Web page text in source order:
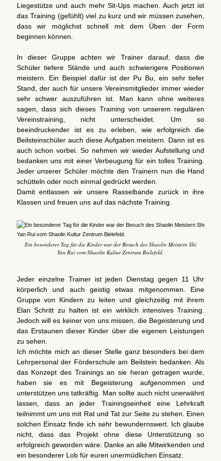
Liegestütze und auch mehr Sit-Ups machen. Auch jetzt ist
das Training (gefühlt) viel zu kurz und wir müssen zusehen,
dass wir möglichst schnell mit dem Üben der Form
beginnen können.
In dieser Gruppe achten wir Trainer darauf, dass die
Schüler tiefere Stände und auch schwierigere Positionen
meistern. Ein Beispiel dafür ist der Pu Bu, ein sehr tiefer
Stand, der auch für unsere Vereinsmitglieder immer wieder
sehr schwer auszuführen ist. Man kann ohne weiteres
sagen, dass sich dieses Training von unserem regulären
Vereinstraining, nicht unterscheidet. Um so
beeindruckender ist es zu erleben, wie erfolgreich die
Beilsteinschüler auch diese Aufgaben meistern. Dann ist es
auch schon vorbei. So nehmen wir wieder Aufstellung und
bedanken uns mit einer Verbeugung für ein tolles Training.
Jeder unserer Schüler möchte den Trainern nun die Hand
schütteln oder noch einmal gedrückt werden.
Damit entlassen wir unsere Rasselbande zurück in ihre
Klassen und freuen uns auf das nächste Training.
Ein besonderer Tag für die Kinder war der Besuch des Shaolin Meistern Shi
Yan Rui vom Shaolin Kultur Zentrum Bielefeld.
Jeder einzelne Trainer ist jeden Dienstag gegen 11 Uhr
körperlich und auch geistig etwas mitgenommen. Eine
Gruppe von Kindern zu leiten und gleichzeitig mit ihrem
Elan Schritt zu halten ist ein wirklich intensives Training.
Jedoch will es keiner von uns missen, die Begeisterung und
das Erstaunen dieser Kinder über die eigenen Leistungen
zu sehen.
Ich möchte mich an dieser Stelle ganz besonders bei dem
Lehrpersonal der Förderschule am Beilstein bedanken. Als
das Konzept des Trainings an sie heran getragen wurde,
haben sie es mit Begeisterung aufgenommen und
unterstützen uns tatkräftig. Man sollte auch nicht unerwähnt
lassen, dass an jeder Trainingseinheit eine Lehrkraft
teilnimmt um uns mit Rat und Tat zur Seite zu stehen. Einen
solchen Einsatz finde ich sehr bewundernswert. Ich glaube
nicht, dass das Projekt ohne diese Unterstützung so
erfolgreich geworden wäre: Danke an alle Mitwirkenden und
ein besonderer Lob für euren unermüdlichen Einsatz.